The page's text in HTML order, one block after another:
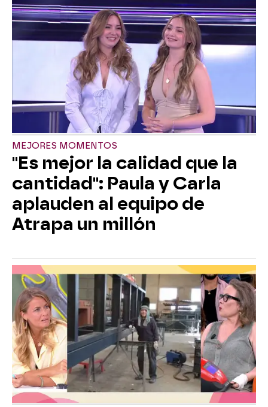
MEJORES MOMENTOS
"Es mejor la calidad que la
cantidad": Paula y Carla
aplauden al equipo de
Atrapa un millón